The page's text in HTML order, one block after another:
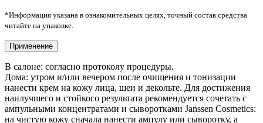
*Информация указана в ознакомительных целях, точный состав средства
читайте на упаковке.
Применение
В салоне: согласно протоколу процедуры.
Дома: утром и/или вечером после очищения и тонизации
нанести крем на кожу лица, шеи и декольте. Для достижения
наилучшего и стойкого результата рекомендуется сочетать с
ампульными концентратами и сыворотками Janssen Cosmetics:
на чистую кожу сначала нанести ампулу или сыворотку, а